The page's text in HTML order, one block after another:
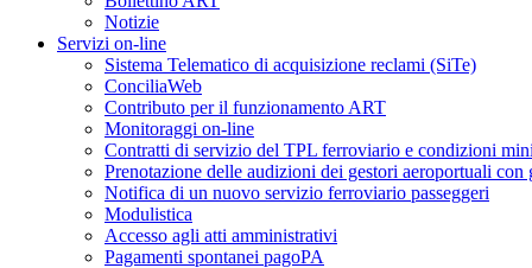
Notizie
Servizi on-line
Sistema Telematico di acquisizione reclami (SiTe)
ConciliaWeb
Contributo per il funzionamento ART
Monitoraggi on-line
Contratti di servizio del TPL ferroviario e condizioni
Prenotazione delle audizioni dei gestori aeroportuali con
Notifica di un nuovo servizio ferroviario passeggeri
Modulistica
Accesso agli atti amministrativi
Pagamenti spontanei pagoPA